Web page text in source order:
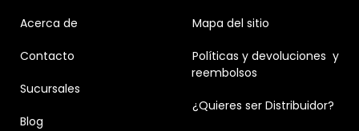
Acerca de
Contacto
Sucursales
Blog
Mapa del sitio
Políticas y devoluciones y
reembolsos
¿Quieres ser Distribuidor?